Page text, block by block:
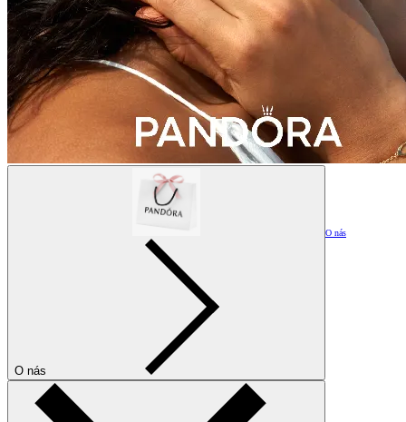
O nás
O nás